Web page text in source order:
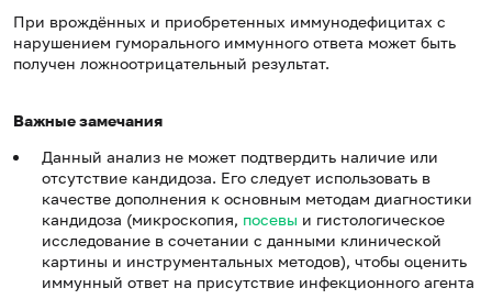
При врождённых и приобретенных иммунодефицитах с
нарушением гуморального иммунного ответа может быть
получен ложноотрицательный результат.
Важные замечания
Данный анализ не может подтвердить наличие или
отсутствие кандидоза. Его следует использовать в
качестве дополнения к основным методам диагностики
кандидоза (микроскопия, посевы и гистологическое
исследование в сочетании с данными клинической
картины и инструментальных методов), чтобы оценить
иммунный ответ на присутствие инфекционного агента